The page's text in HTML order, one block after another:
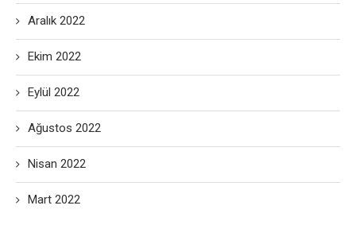
Aralık 2022
Ekim 2022
Eylül 2022
Ağustos 2022
Nisan 2022
Mart 2022